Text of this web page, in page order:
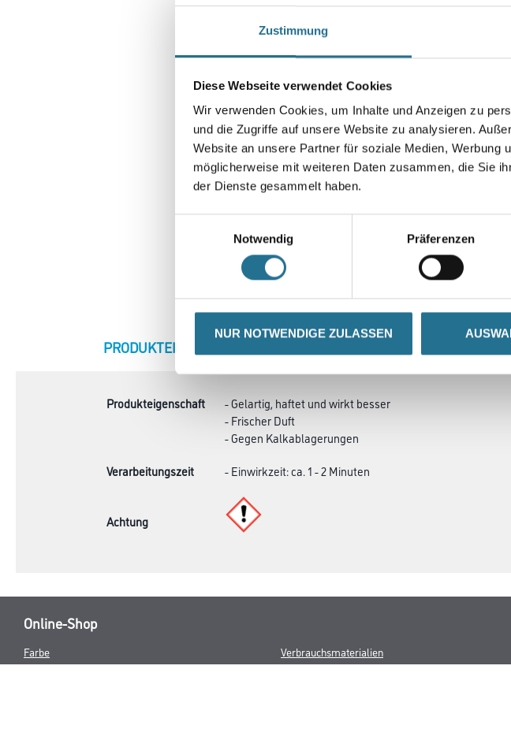
Zustimmung
Diese Webseite verwendet Cookies
Wir verwenden Cookies, um Inhalte und Anzeigen zu
und die Zugriffe auf unsere Website zu analysieren.
Website an unsere Partner für soziale Medien, Werbung
möglicherweise mit weiteren Daten zusammen, die Sie
der Dienste gesammelt haben.
Notwendig
Präferenzen
NUR NOTWENDIGE ZULASSEN
CURRENT
PRODUKTEIGENSCHAFTEN
Produkteigenschaft
- Gelartig, haftet und wirkt besser
- Frischer Duft
- Gegen Kalkablagerungen
Verarbeitungszeit
- Einwirkzeit: ca. 1 - 2 Minuten
Achtung
Online-Shop
Farbe
Verbrauchsmaterialien